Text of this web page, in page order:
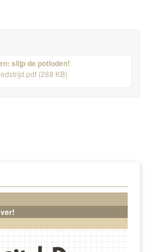
slijp de potloden!
(288 KB)